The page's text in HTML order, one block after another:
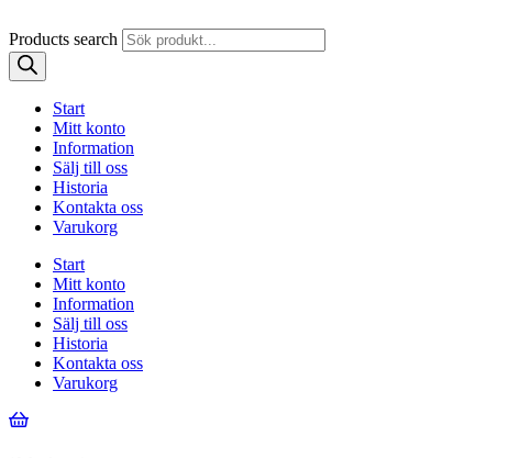
Products search
Start
Mitt konto
Information
Sälj till oss
Historia
Kontakta oss
Varukorg
Start
Mitt konto
Information
Sälj till oss
Historia
Kontakta oss
Varukorg